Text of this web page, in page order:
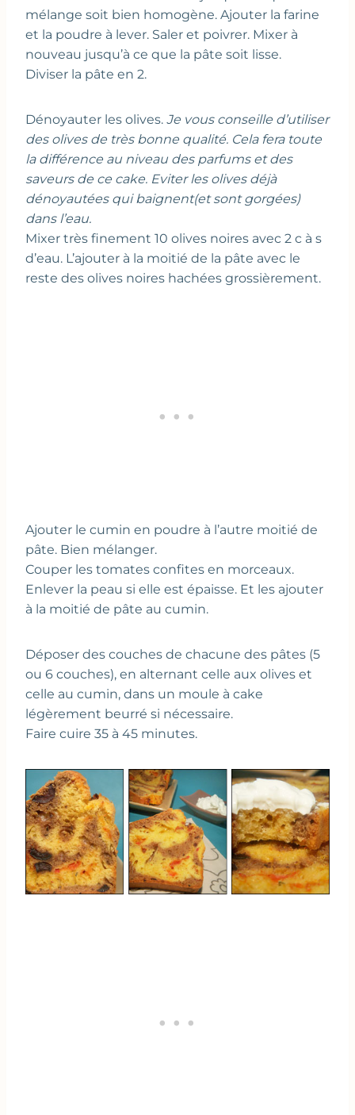
mélange soit bien homogène. Ajouter la farine
et la poudre à lever. Saler et poivrer. Mixer à
nouveau jusqu’à ce que la pâte soit lisse.
Diviser la pâte en 2.
Dénoyauter les olives. Je vous conseille d’utiliser
des olives de très bonne qualité. Cela fera toute
la différence au niveau des parfums et des
saveurs de ce cake. Eviter les olives déjà
dénoyautées qui baignent(et sont gorgées)
dans l’eau.
Mixer très finement 10 olives noires avec 2 c à s
d’eau. L’ajouter à la moitié de la pâte avec le
reste des olives noires hachées grossièrement.
Ajouter le cumin en poudre à l’autre moitié de
pâte. Bien mélanger.
Couper les tomates confites en morceaux.
Enlever la peau si elle est épaisse. Et les ajouter
à la moitié de pâte au cumin.
Déposer des couches de chacune des pâtes (5
ou 6 couches), en alternant celle aux olives et
celle au cumin, dans un moule à cake
légèrement beurré si nécessaire.
Faire cuire 35 à 45 minutes.